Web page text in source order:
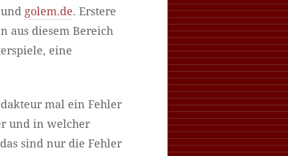
und golem.de. Erstere
aus diesem Bereich
eine
mal ein Fehler
und in welcher
sind nur die Fehler